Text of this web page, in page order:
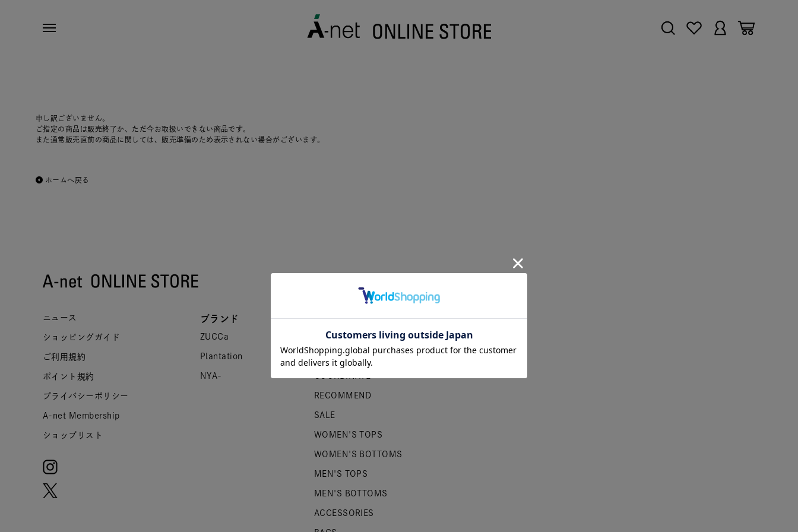
申し訳ございません。
ご指定の商品は販売終了か、ただ今お取扱いできない商品です。
また通常販売直前の商品に関しては、販売準備のため表示されない場合がございます。
ホームへ戻る
ニュース
ショッピングガイド
ご利用規約
ポイント規約
プライバシーポリシー
A-net Membership
ショップリスト
ブランド
ZUCCa
Plantation
NYA-
カテゴリー
NEW ITEMS
PRE ORDER
RECOMMEND
SALE
WOMEN'S TOPS
WOMEN'S BOTTOMS
MEN'S TOPS
MEN'S BOTTOMS
ACCESSORIES